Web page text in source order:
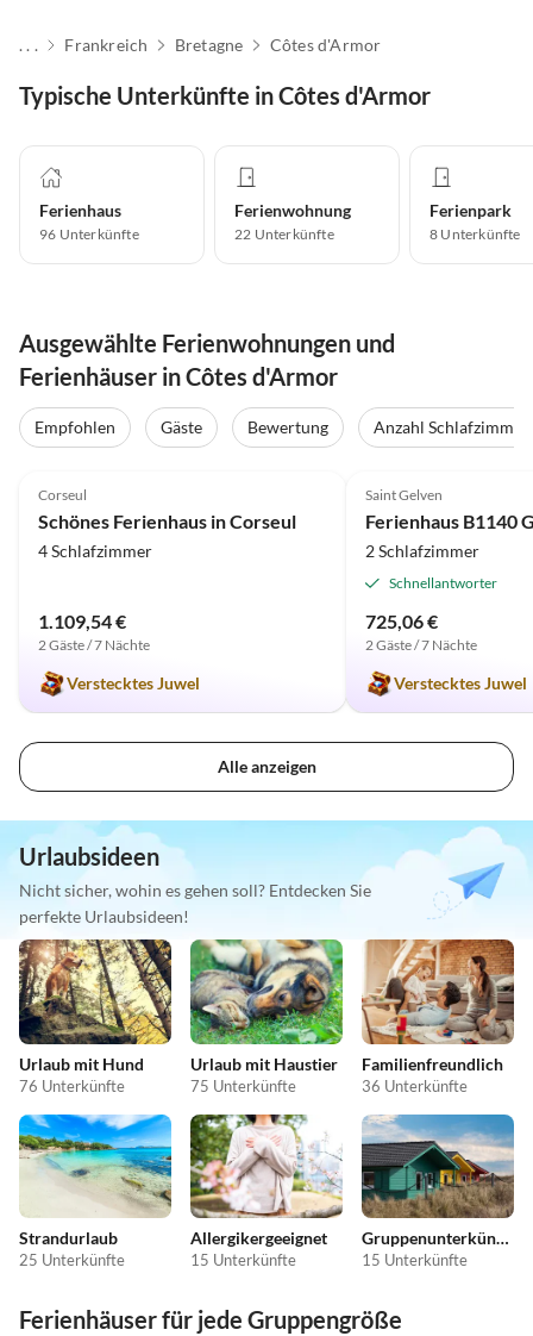
. . . Frankreich Bretagne Côtes d'Armor
Typische Unterkünfte in Côtes d'Armor
Ferienhaus
96 Unterkünfte
Ferienwohnung
22 Unterkünfte
Ferienpark
8 Unterkünfte
Ausgewählte Ferienwohnungen und
Ferienhäuser in Côtes d'Armor
Empfohlen Gäste Bewertung
Anzahl Schlafzimmer
Corseul
Schönes Ferienhaus in Corseul
4 Schlafzimmer
1.109,54 €
2 Gäste / 7 Nächte
Verstecktes Juwel
Saint Gelven
Ferienhaus B1140
2 Schlafzimmer
Schnellantworter
725,06 €
2 Gäste / 7 Nächte
Verstecktes Juwel
Alle anzeigen
Urlaubsideen
Nicht sicher, wohin es gehen soll? Entdecken Sie
perfekte Urlaubsideen!
Urlaub mit Hund
76 Unterkünfte
Urlaub mit Haustier
75 Unterkünfte
Familienfreundlich
36 Unterkünfte
Strandurlaub
25 Unterkünfte
Allergikergeeignet
15 Unterkünfte
Gruppenunterkünfte
15 Unterkünfte
Ferienhäuser für jede Gruppengröße